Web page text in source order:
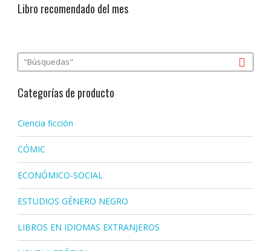
Libro recomendado del mes
Categorías de producto
Ciencia ficción
CÓMIC
ECONÓMICO-SOCIAL
ESTUDIOS GÉNERO NEGRO
LIBROS EN IDIOMAS EXTRANJEROS